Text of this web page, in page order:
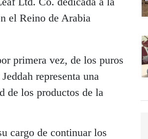
el Reino de Arabia
primera vez, de los puros
representa una
de los productos de la
cargo de continuar los